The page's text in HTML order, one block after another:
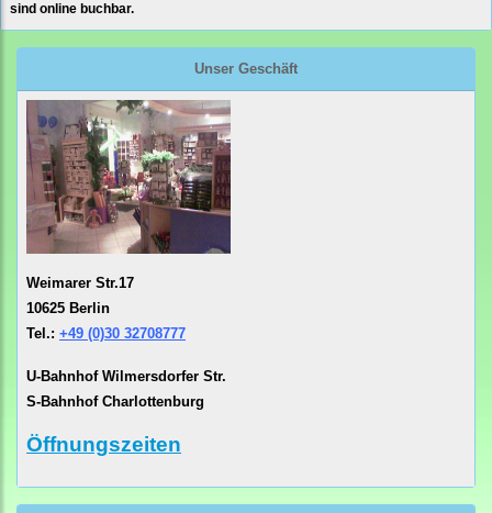
sind online buchbar.
Unser Geschäft
Weimarer Str.17
10625 Berlin
Tel.: +49 (0)30 32708777
U-Bahnhof Wilmersdorfer Str.
S-Bahnhof Charlottenburg
Öffnungszeiten